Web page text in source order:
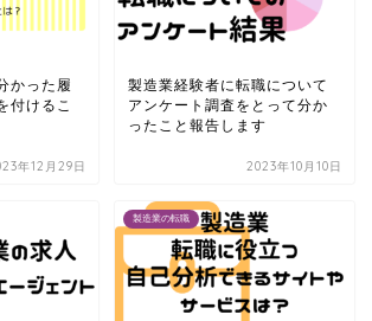
かった履
付けるこ
年12月29日
製造業経験者に転職について
アンケート調査をとって分か
ったこと報告します
2023年10月10日
製造業の転職